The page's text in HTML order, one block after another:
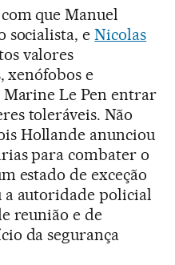
que Manuel
socialista, eNicolas
valores
e
Le Pen entrar
toleráveis. Não
Hollande anunciou
para combater o
estado de exceção
autoridade policial
reunião e de
da segurança